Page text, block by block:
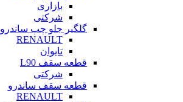
بازاری
شرکتی
گلگیر جلو چپ ساندرو
RENAULT
تایوان
قطعه سقف L90
شرکتی
قطعه سقف ساندرو
RENAULT